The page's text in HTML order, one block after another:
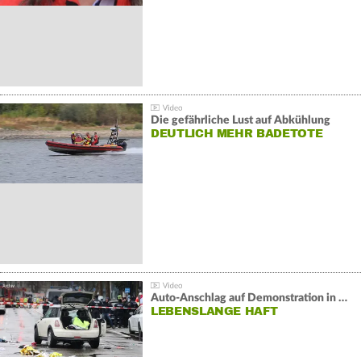
Die gefährliche Lust auf Abkühlung
DEUTLICH MEHR BADETOTE
Auto-Anschlag auf Demonstration in München:
LEBENSLANGE HAFT